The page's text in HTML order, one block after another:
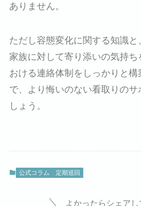
ありません。
ただし容態変化に関する知識
家族に対して寄り添いの気持
おける連絡体制をしっかりと構
で、より悔いのない看取りの
しょう。
公式コラム 定期巡回
よかったらシェアし